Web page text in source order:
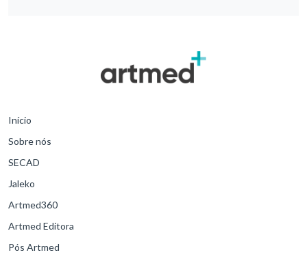
Início
Sobre nós
SECAD
Jaleko
Artmed360
Artmed Editora
Pós Artmed